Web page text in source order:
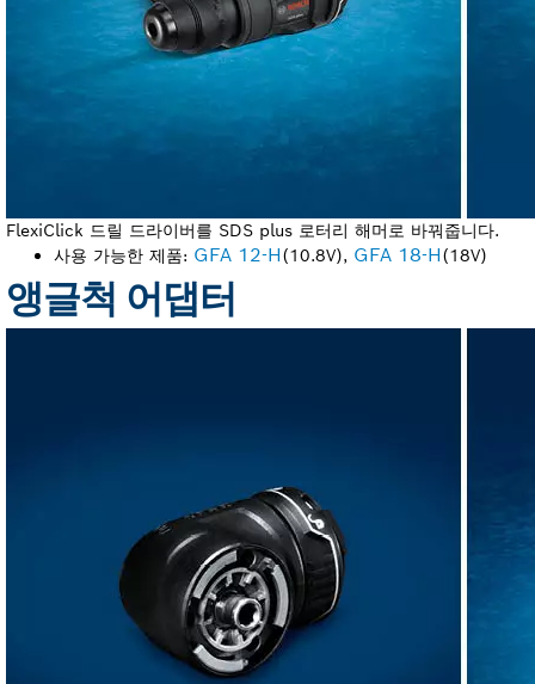
FlexiClick 드릴 드라이버를 SDS plus 로터리 해머로 바꿔줍니다.
사용 가능한 제품: GFA 12-H(10.8V), GFA 18-H(18V)
앵글척 어댑터